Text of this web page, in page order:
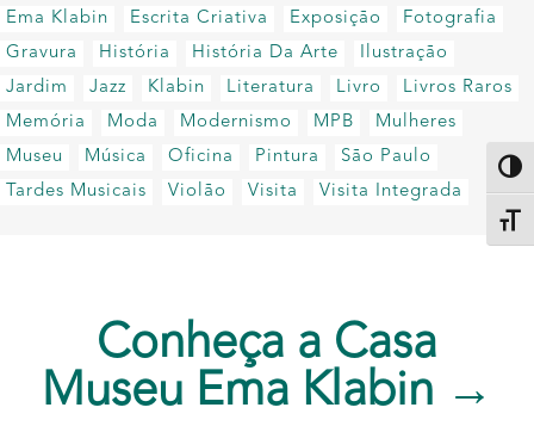
Ema Klabin
Escrita Criativa Exposição
Fotografia
Gravura
História História Da Arte
Ilustração
Jardim
Jazz Klabin Literatura Livro
Livros Raros
Memória
Moda Modernismo MPB
Mulheres
Museu
Música Oficina Pintura
São Paulo
Tardes Musicais
Violão Visita Visita Integrada
Conheça a Casa
Museu Ema Klabin →